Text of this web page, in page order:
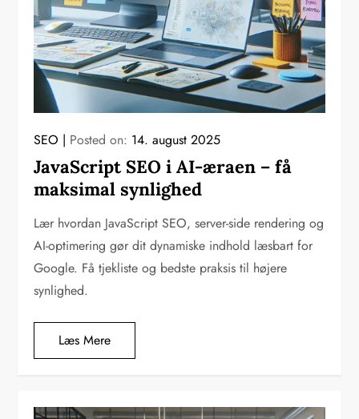
SEO Posted on: 14. august 2025
JavaScript SEO i AI-æraen – få
maksimal synlighed
Lær hvordan JavaScript SEO, server-side rendering og
AI-optimering gør dit dynamiske indhold læsbart for
Google. Få tjekliste og bedste praksis til højere
synlighed.
Læs Mere